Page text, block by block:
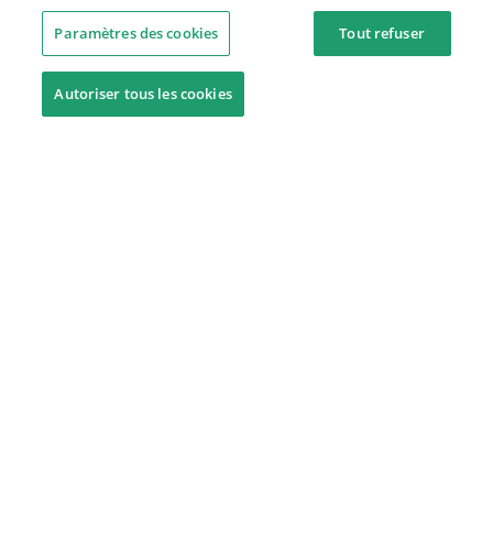
Paramètres des cookies Tout refuser
Autoriser tous les cookies